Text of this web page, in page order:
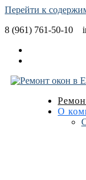
Перейти к
8 (961) 761-50-10
О